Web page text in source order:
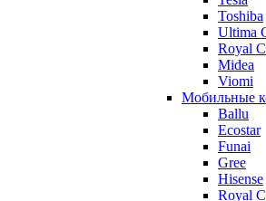
Toshiba
Ultima
Royal
Midea
Viomi
Мобильные
Ballu
Ecostar
Funai
Gree
Hisense
Royal